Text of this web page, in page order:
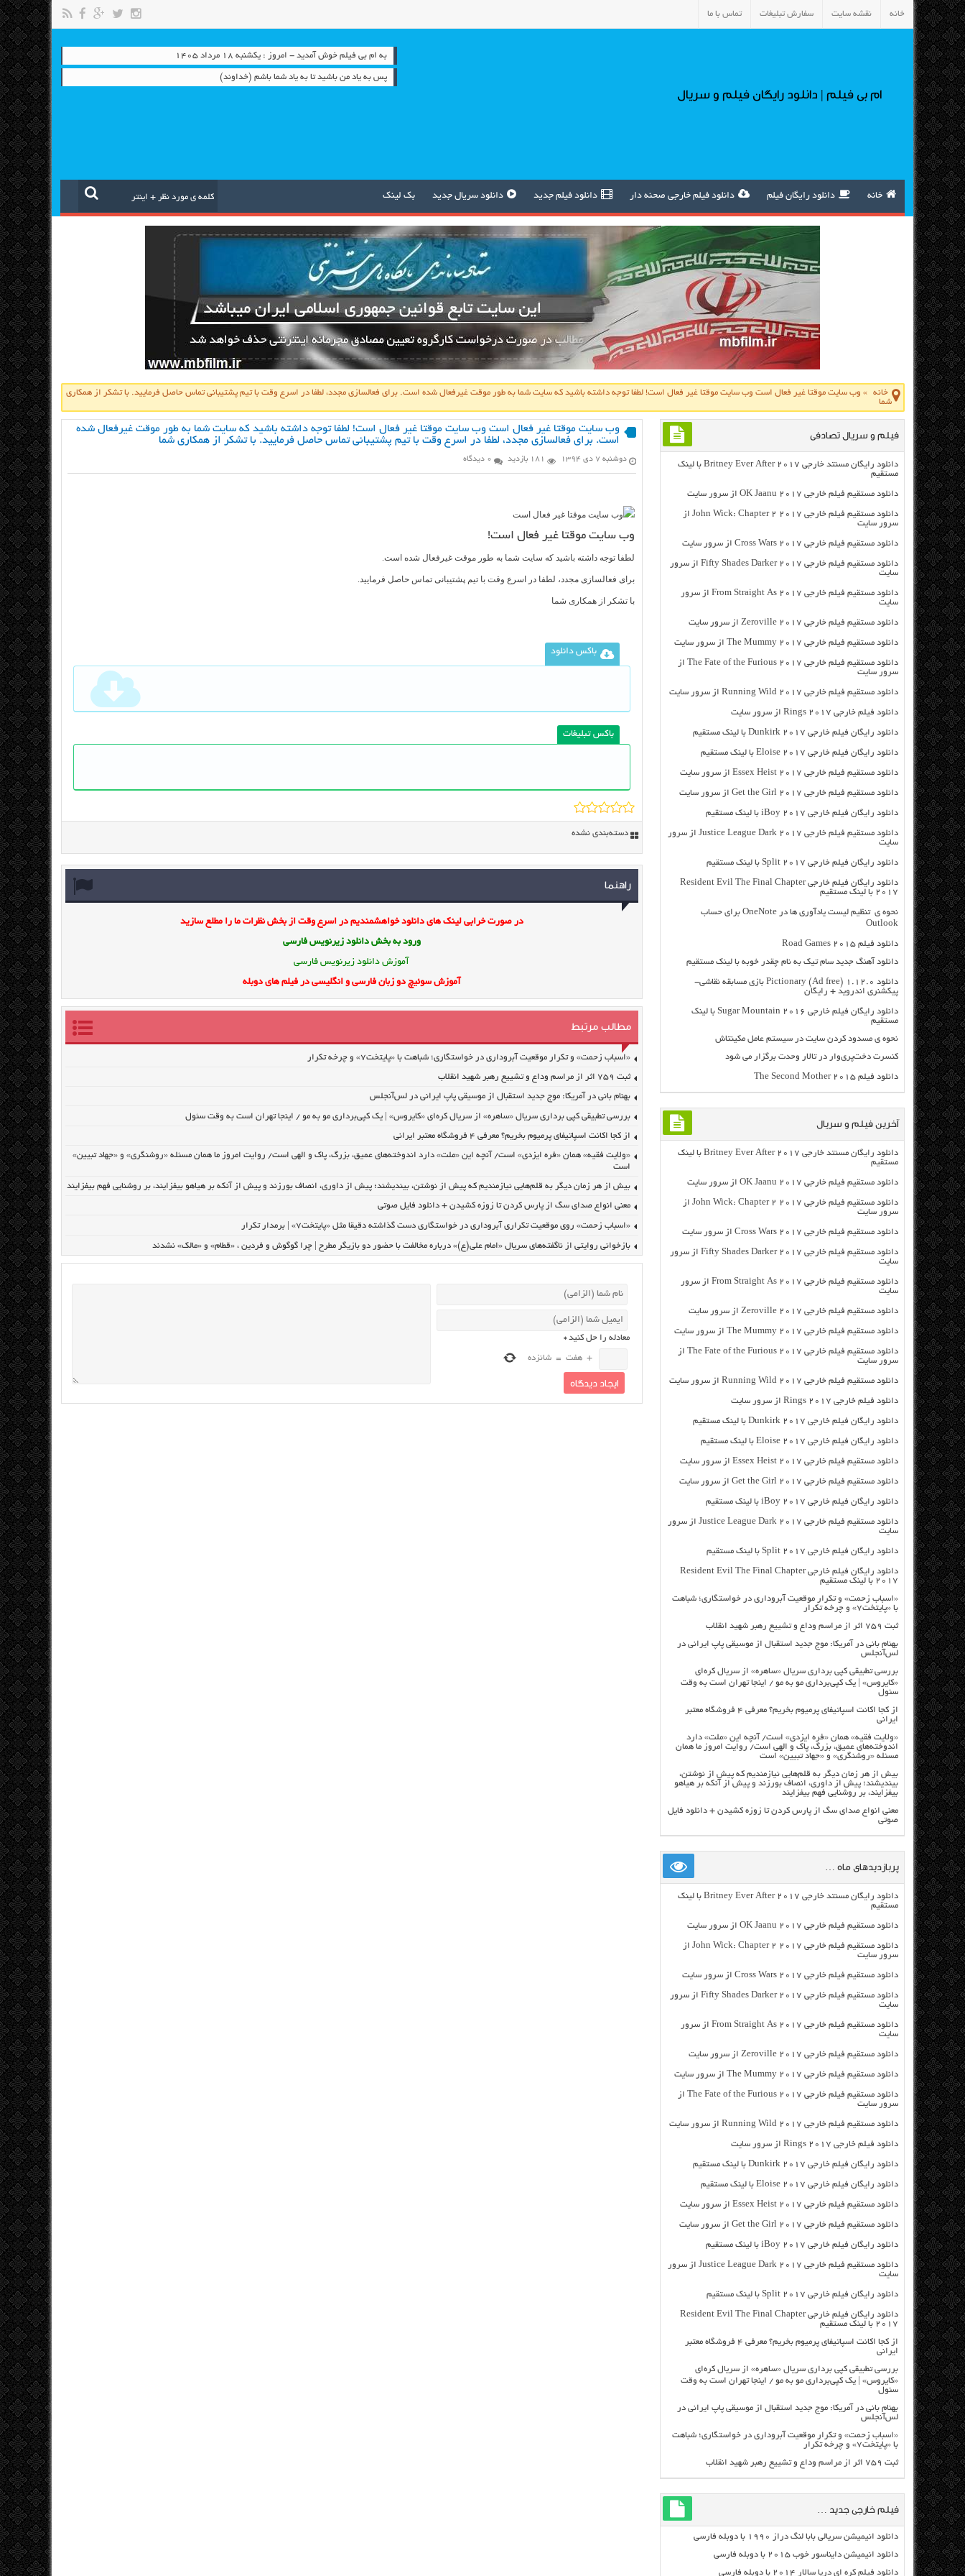
خانه نقشه سایت سفارش تبلیغات تماس با ما
ام بی فیلم | دانلود رایگان فیلم و سریال
به ام بی فیلم خوش آمدید - امروز : یکشنبه ۱۸ مرداد ۱۴۰۵
پس به یاد من باشید تا به یاد شما باشم (خداوند)
خانه دانلود رایگان فیلم دانلود فیلم خارجی صحنه دار دانلود فیلم جدید دانلود سریال جدید بک لینک
خانه » وب سایت موقتا غیر فعال است وب سایت موقتا غیر فعال است! لطفا توجه داشته باشید که سایت شما به طور موقت غیرفعال شده است. برای فعالسازی مجدد، لطفا در اسرع وقت با تیم پشتیبانی تماس حاصل فرمایید. با تشکر از همکاری
شما
وب سایت موقتا غیر فعال است وب سایت موقتا غیر فعال است! لطفا توجه داشته باشید که سایت شما به طور موقت غیرفعال شده
است. برای فعالسازی مجدد، لطفا در اسرع وقت با تیم پشتیبانی تماس حاصل فرمایید. با تشکر از همکاری شما
دوشنبه ۷ دی ۱۳۹۴ 181 بازدید 0 دیدگاه
وب سایت موقتا غیر فعال است!
لطفا توجه داشته باشید که سایت شما به طور موقت غیرفعال شده است.
برای فعالسازی مجدد، لطفا در اسرع وقت با تیم پشتیبانی تماس حاصل فرمایید.
با تشکر از همکاری شما
باکس دانلود
باکس تبلیغات
دسته‌بندی نشده
راهنما
در صورت خرابی لینک های دانلود خواهشمندیم در اسرع وقت از بخش نظرات ما را مطلع سازید
ورود به بخش دانلود زیرنویس فارسی
آموزش دانلود زیرنویس فارسی
آموزش سوئیچ دو زبان فارسی و انگلیسی در فیلم های دوبله
مطالب مرتبط
«اسباب زحمت» و تکرار موقعیت آبروداری در خواستگاری؛ شباهت با «پایتخت۷» و چرخه تکرار
ثبت ۷۵۹ اثر از مراسم وداع و تشییع رهبر شهید انقلاب
بهنام بانی در آمریکا: موج جدید استقبال از موسیقی پاپ ایرانی در لس‌آنجلس
بررسی تطبیقی کپی برداری سریال «ساهره» از سریال کره‌ای «کایروس» | یک کپی‌برداری مو به مو / اینجا تهران است به وقت سئول
از کجا اکانت اسپاتیفای پرمیوم بخریم؟ معرفی ۴ فروشگاه معتبر ایرانی
«ولایت فقیه» همان «فره ایزدی» است/ آنچه این «ملت» دارد اندوخته‌های عمیق، بزرگ، پاک و الهی است/ روایت امروز ما همان مسئله «روشنگری» و «جهاد تبیین»
است
بیش از هر زمان دیگر به قلم‌هایی نیازمندیم که پیش از نوشتن، بیندیشند؛ پیش از داوری، انصاف بورزند و پیش از آنکه بر هیاهو بیفزایند، بر روشنایی فهم بیفزایند
معنی انواع صدای سگ از پارس کردن تا زوزه کشیدن + دانلود فایل صوتی
«اسباب زحمت» روی موقعیت تکراری آبروداری در خواستگاری دست گذاشته دقیقا مثل «پایتخت۷» | برمدار تکرار
بازخوانی روایتی از ناگفته‌های سریال «امام علی(ع)» درباره مخالفت با حضور دو بازیگر مطرح | چرا گوگوش و فردین ، «قطام» و «مالک» نشدند
معادله را حل کنید*
+ هفت = شانزده
فیلم و سریال تصادفی
دانلود رایگان مسنتد خارجی Britney Ever After 2017 با لینک
مستقیم
دانلود مستقیم فیلم خارجی OK Jaanu 2017 از سرور سایت
دانلود مستقیم فیلم خارجی John Wick: Chapter 2 2017 از
سرور سایت
دانلود مستقیم فیلم خارجی Cross Wars 2017 از سرور سایت
دانلود مستقیم فیلم خارجی Fifty Shades Darker 2017 از سرور
سایت
دانلود مستقیم فیلم خارجی From Straight As 2017 از سرور
سایت
دانلود مستقیم فیلم خارجی Zeroville 2017 از سرور سایت
دانلود مستقیم فیلم خارجی The Mummy 2017 از سرور سایت
دانلود مستقیم فیلم خارجی The Fate of the Furious 2017 از
سرور سایت
دانلود مستقیم فیلم خارجی Running Wild 2017 از سرور سایت
دانلود فیلم خارجی Rings 2017 از سرور سایت
دانلود رایگان فیلم خارجی Dunkirk 2017 با لینک مستقیم
دانلود رایگان فیلم خارجی Eloise 2017 با لینک مستقیم
دانلود مستقیم فیلم خارجی Essex Heist 2017 از سرور سایت
دانلود مستقیم فیلم خارجی Get the Girl 2017 از سرور سایت
دانلود رایگان فیلم خارجی iBoy 2017 با لینک مستقیم
دانلود مستقیم فیلم خارجی Justice League Dark 2017 از سرور
سایت
دانلود رایگان فیلم خارجی Split 2017 با لینک مستقیم
دانلود رایگان فیلم خارجی Resident Evil The Final Chapter
2017 با لینک مستقیم
نحوه ی تنظیم لیست یادآوری ها در OneNote برای حساب
Outlook
دانلود فیلم Road Games 2015
دانلود آهنگ جدید سام تیک به نام چقدر خوبه با لینک مستقیم
دانلود Pictionary (Ad free) 1.12.0 بازی مسابقه نقاشی-
پیکشنری اندروید + رایگان
دانلود رایگان فیلم خارجی Sugar Mountain 2016 با لینک
مستقیم
نحوه ی مسدود کردن سایت در سیستم عامل مکینتاش
کنسرت دخت‌پری‌وار در تالار وحدت برگزار می شود
دانلود فیلم The Second Mother 2015
آخرین فیلم و سریال
دانلود رایگان مسنتد خارجی Britney Ever After 2017 با لینک
مستقیم
دانلود مستقیم فیلم خارجی OK Jaanu 2017 از سرور سایت
دانلود مستقیم فیلم خارجی John Wick: Chapter 2 2017 از
سرور سایت
دانلود مستقیم فیلم خارجی Cross Wars 2017 از سرور سایت
دانلود مستقیم فیلم خارجی Fifty Shades Darker 2017 از سرور
سایت
دانلود مستقیم فیلم خارجی From Straight As 2017 از سرور
سایت
دانلود مستقیم فیلم خارجی Zeroville 2017 از سرور سایت
دانلود مستقیم فیلم خارجی The Mummy 2017 از سرور سایت
دانلود مستقیم فیلم خارجی The Fate of the Furious 2017 از
سرور سایت
دانلود مستقیم فیلم خارجی Running Wild 2017 از سرور سایت
دانلود فیلم خارجی Rings 2017 از سرور سایت
دانلود رایگان فیلم خارجی Dunkirk 2017 با لینک مستقیم
دانلود رایگان فیلم خارجی Eloise 2017 با لینک مستقیم
دانلود مستقیم فیلم خارجی Essex Heist 2017 از سرور سایت
دانلود مستقیم فیلم خارجی Get the Girl 2017 از سرور سایت
دانلود رایگان فیلم خارجی iBoy 2017 با لینک مستقیم
دانلود مستقیم فیلم خارجی Justice League Dark 2017 از سرور
سایت
دانلود رایگان فیلم خارجی Split 2017 با لینک مستقیم
دانلود رایگان فیلم خارجی Resident Evil The Final Chapter
2017 با لینک مستقیم
«اسباب زحمت» و تکرار موقعیت آبروداری در خواستگاری؛ شباهت
با «پایتخت۷» و چرخه تکرار
ثبت ۷۵۹ اثر از مراسم وداع و تشییع رهبر شهید انقلاب
بهنام بانی در آمریکا: موج جدید استقبال از موسیقی پاپ ایرانی در
لس‌آنجلس
بررسی تطبیقی کپی برداری سریال «ساهره» از سریال کره‌ای
«کایروس» | یک کپی‌برداری مو به مو / اینجا تهران است به وقت
سئول
از کجا اکانت اسپاتیفای پرمیوم بخریم؟ معرفی ۴ فروشگاه معتبر
ایرانی
«ولایت فقیه» همان «فره ایزدی» است/ آنچه این «ملت» دارد
اندوخته‌های عمیق، بزرگ، پاک و الهی است/ روایت امروز ما همان
مسئله «روشنگری» و «جهاد تبیین» است
بیش از هر زمان دیگر به قلم‌هایی نیازمندیم که پیش از نوشتن،
بیندیشند؛ پیش از داوری، انصاف بورزند و پیش از آنکه بر هیاهو
بیفزایند، بر روشنایی فهم بیفزایند
معنی انواع صدای سگ از پارس کردن تا زوزه کشیدن + دانلود فایل
صوتی
پربازدیدهای ماه …
دانلود رایگان مسنتد خارجی Britney Ever After 2017 با لینک
مستقیم
دانلود مستقیم فیلم خارجی OK Jaanu 2017 از سرور سایت
دانلود مستقیم فیلم خارجی John Wick: Chapter 2 2017 از
سرور سایت
دانلود مستقیم فیلم خارجی Cross Wars 2017 از سرور سایت
دانلود مستقیم فیلم خارجی Fifty Shades Darker 2017 از سرور
سایت
دانلود مستقیم فیلم خارجی From Straight As 2017 از سرور
سایت
دانلود مستقیم فیلم خارجی Zeroville 2017 از سرور سایت
دانلود مستقیم فیلم خارجی The Mummy 2017 از سرور سایت
دانلود مستقیم فیلم خارجی The Fate of the Furious 2017 از
سرور سایت
دانلود مستقیم فیلم خارجی Running Wild 2017 از سرور سایت
دانلود فیلم خارجی Rings 2017 از سرور سایت
دانلود رایگان فیلم خارجی Dunkirk 2017 با لینک مستقیم
دانلود رایگان فیلم خارجی Eloise 2017 با لینک مستقیم
دانلود مستقیم فیلم خارجی Essex Heist 2017 از سرور سایت
دانلود مستقیم فیلم خارجی Get the Girl 2017 از سرور سایت
دانلود رایگان فیلم خارجی iBoy 2017 با لینک مستقیم
دانلود مستقیم فیلم خارجی Justice League Dark 2017 از سرور
سایت
دانلود رایگان فیلم خارجی Split 2017 با لینک مستقیم
دانلود رایگان فیلم خارجی Resident Evil The Final Chapter
2017 با لینک مستقیم
از کجا اکانت اسپاتیفای پرمیوم بخریم؟ معرفی ۴ فروشگاه معتبر
ایرانی
بررسی تطبیقی کپی برداری سریال «ساهره» از سریال کره‌ای
«کایروس» | یک کپی‌برداری مو به مو / اینجا تهران است به وقت
سئول
بهنام بانی در آمریکا: موج جدید استقبال از موسیقی پاپ ایرانی در
لس‌آنجلس
«اسباب زحمت» و تکرار موقعیت آبروداری در خواستگاری؛ شباهت
با «پایتخت۷» و چرخه تکرار
ثبت ۷۵۹ اثر از مراسم وداع و تشییع رهبر شهید انقلاب
فیلم خارجی جدید …
دانلود انیمیشن سریالی بابا لنگ دراز ۱۹۹۰ با دوبله فارسی
دانلود انیمیشن دایناسور خوب ۲۰۱۵ با دوبله فارسی
دانلود فیلم کره ای دریا سالار ۲۰۱۴ با دوبله فارسی